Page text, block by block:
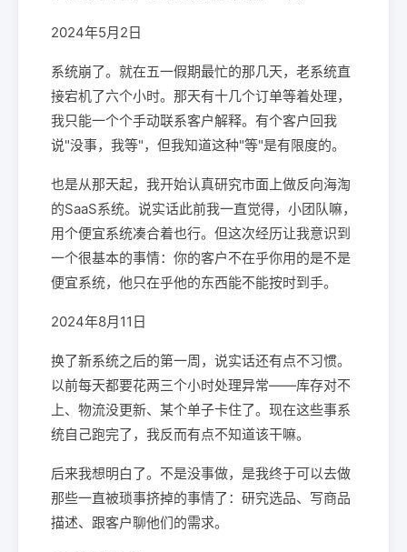
2024年5月2日
系统崩了。就在五一假期最忙的那几天，老系统直
接宕机了六个小时。那天有十几个订单等着处理，
我只能一个个手动联系客户解释。有个客户回我
说"没事，我等"，但我知道这种"等"是有限度的。
也是从那天起，我开始认真研究市面上做反向海淘
的SaaS系统。说实话此前我一直觉得，小团队嘛，
用个便宜系统凑合着也行。但这次经历让我意识到
一个很基本的事情：你的客户不在乎你用的是不是
便宜系统，他只在乎他的东西能不能按时到手。
2024年8月11日
换了新系统之后的第一周，说实话还有点不习惯。
以前每天都要花两三个小时处理异常——库存对不
上、物流没更新、某个单子卡住了。现在这些事系
统自己跑完了，我反而有点不知道该干嘛。
后来我想明白了。不是没事做，是我终于可以去做
那些一直被琐事挤掉的事情了：研究选品、写商品
描述、跟客户聊他们的需求。